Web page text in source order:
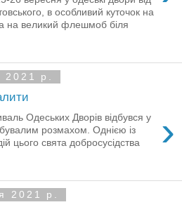
в особливий куточок на
на великий флешмоб біля
2021 р.
›
Одеських Дворів відбувся у
розмахом. Однією із
цього свята добросусідства
2021 р.